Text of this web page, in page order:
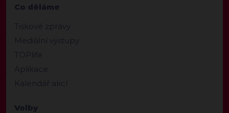
Co děláme
Tiskové zprávy
Mediální výstupy
TOPlife
Aplikace
Kalendář akcí
Volby